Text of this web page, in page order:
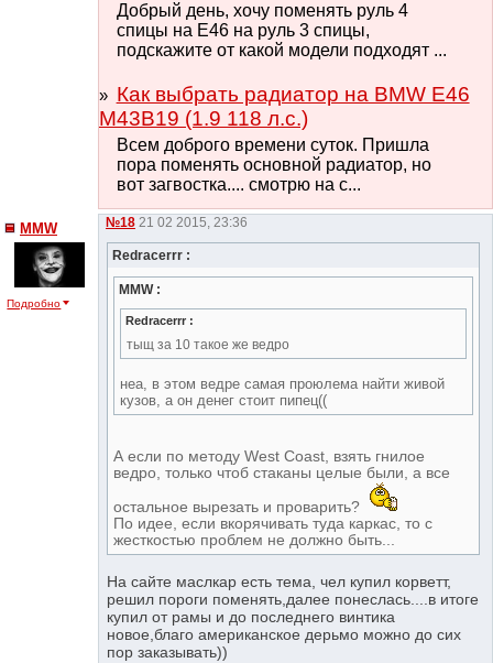
Добрый день, хочу поменять руль 4
спицы на Е46 на руль 3 спицы,
подскажите от какой модели подходят ...
Как выбрать радиатор на BMW E46
M43B19 (1.9 118 л.с.)
Всем доброго времени суток. Пришла
пора поменять основной радиатор, но
вот загвостка.... смотрю на с...
MMW
Подробно
№18 21 02 2015, 23:36
Redracerrr :
MMW :
Redracerrr :
тыщ за 10 такое же ведро
неа, в этом ведре самая проюлема найти живой
кузов, а он денег стоит пипец((
А если по методу West Coast, взять гнилое
ведро, только чтоб стаканы целые были, а все
остальное вырезать и проварить?
По идее, если вкорячивать туда каркас, то с
жесткостью проблем не должно быть...
На сайте маслкар есть тема, чел купил корветт,
решил пороги поменять,далее понеслась....в итоге
купил от рамы и до последнего винтика
новое,благо американское дерьмо можно до сих
пор заказывать))